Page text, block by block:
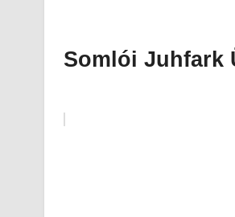
Somlói Juhfark